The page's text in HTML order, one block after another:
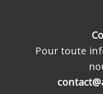
Pour toute